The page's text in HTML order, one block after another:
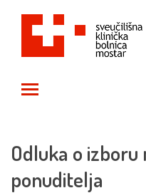
Odluka o
ponuditelja